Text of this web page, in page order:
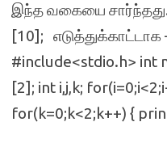
இந்த வகையை
[10]; எடுத்துக்காட்டாக
#include<stdio.h> int
[2]; int i,j,k;
for(k=0;k<2;k++) {